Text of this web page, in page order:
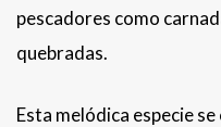
pescadores como
quebradas.
Esta melódica especie